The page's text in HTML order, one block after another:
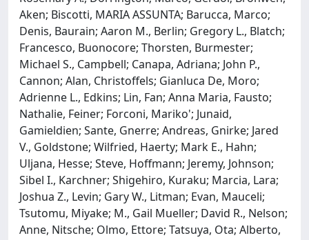
Aken; Biscotti, MARIA ASSUNTA; Barucca, Marco;
Denis, Baurain; Aaron M., Berlin; Gregory L., Blatch;
Francesco, Buonocore; Thorsten, Burmester;
Michael S., Campbell; Canapa, Adriana; John P.,
Cannon; Alan, Christoffels; Gianluca De, Moro;
Adrienne L., Edkins; Lin, Fan; Anna Maria, Fausto;
Nathalie, Feiner; Forconi, Mariko'; Junaid,
Gamieldien; Sante, Gnerre; Andreas, Gnirke; Jared
V., Goldstone; Wilfried, Haerty; Mark E., Hahn;
Uljana, Hesse; Steve, Hoffmann; Jeremy, Johnson;
Sibel I., Karchner; Shigehiro, Kuraku; Marcia, Lara;
Joshua Z., Levin; Gary W., Litman; Evan, Mauceli;
Tsutomu, Miyake; M., Gail Mueller; David R., Nelson;
Anne, Nitsche; Olmo, Ettore; Tatsuya, Ota; Alberto,